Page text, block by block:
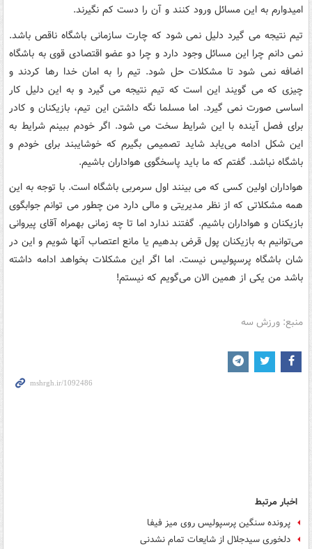
امیدوارم به این مسائل ورود کنند و آن را دست کم نگیرند.
تیم نتیجه می گیرد دلیل نمی شود که چارت سازمانی باشگاه ناقص باشد.
نمی دانم چرا این مسائل وجود دارد و چرا دو عضو اقتصادی قوی به باشگاه
اضافه نمی شود تا مشکلات حل شود. تیم را به امان خدا رها کردند و
چیزی که می گویند این است که تیم نتیجه می گیرد و به این دلیل کار
اساسی صورت نمی گیرد. اما مسلما نگه داشتن این تیم، بازیکنان و کادر
برای فصل آینده با این شرایط سخت می شود. اگر خودم ببینم شرایط به
این شکل ادامه می‌یابد شاید تصمیمی بگیرم که خوشایبند برای خودم و
باشگاه نباشد. گفتم که ما باید پاسخگوی هواداران باشیم.
هواداران اولین کسی که می بینند اول سرمربی باشگاه است. با توجه به این
همه مشکلاتی که از نظر مدیریتی و مالی دارد من چطور می توانم جوابگوی
بازیکنان و هواداران باشیم. گفتند ندارد اما تا چه زمانی بهمراه آقای پیروانی
می‌توانیم به بازیکنان پول قرض بدهیم یا مانع اعتصاب آنها شویم و این در
شان باشگاه پرسپولیس نیست. اما اگر این مشکلات بخواهد ادامه داشته
باشد من یکی از همین الان می‌گویم که نیستم!
منبع: ورزش سه
اخبار مرتبط
پرونده سنگین پرسپولیس روی میز فیفا
دلخوری سیدجلال از شایعات تمام نشدنی